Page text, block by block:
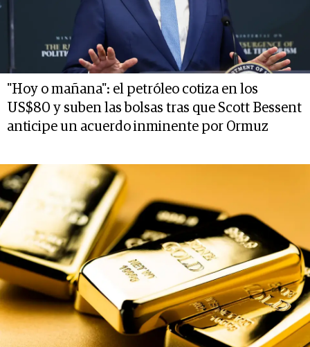
"Hoy o mañana": el petróleo cotiza en los
US$80 y suben las bolsas tras que Scott Bessent
anticipe un acuerdo inminente por Ormuz